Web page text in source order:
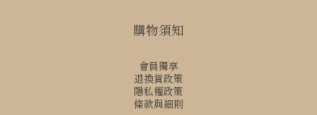
購物須知
會員獨享
退換貨政策
隱私權政策
條款與細則